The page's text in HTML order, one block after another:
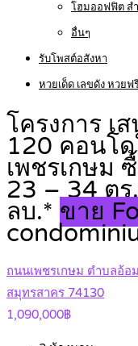
โฮมออฟฟิต ส
อื่นๆ
รับโพสต์อสังหา
หวยเด็ด เลขดัง หวย
โครงการ เ
120 คอนโ
เพชรเกษม
23 – 34 ตร
ลบ.* ขาย
ถนนเพชรเกษม ตำบลอ้อ
สมุทรสาคร 74130
1,090,000฿